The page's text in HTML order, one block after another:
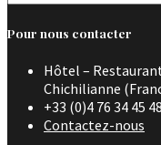
Pour nous contacter
Hôtel – Restaurant
Chichilianne
+33 (0)4 76 34 45
Contactez-nous